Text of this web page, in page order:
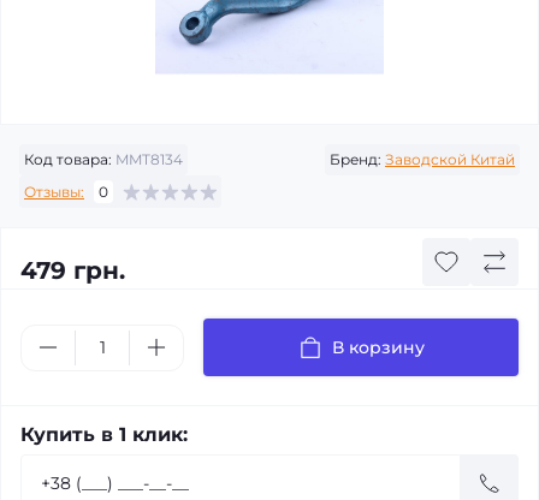
Код товара: MMT8134 Бренд: Заводской Китай
Отзывы:
0
479 грн.
В корзину
Купить в 1 клик: